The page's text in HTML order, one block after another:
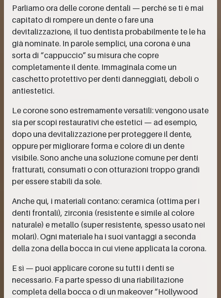
Parliamo ora delle corone dentali — perché se ti è mai
capitato di rompere un dente o fare una
devitalizzazione, il tuo dentista probabilmente te le ha
già nominate. In parole semplici, una corona è una
sorta di “cappuccio” su misura che copre
completamente il dente. Immaginala come un
caschetto protettivo per denti danneggiati, deboli o
antiestetici.
Le corone sono estremamente versatili: vengono usate
sia per scopi restaurativi che estetici — ad esempio,
dopo una devitalizzazione per proteggere il dente,
oppure per migliorare forma e colore di un dente
visibile. Sono anche una soluzione comune per denti
fratturati, consumati o con otturazioni troppo grandi
per essere stabili da sole.
Anche qui, i materiali contano: ceramica (ottima per i
denti frontali), zirconia (resistente e simile al colore
naturale) e metallo (super resistente, spesso usato nei
molari). Ogni materiale ha i suoi vantaggi a seconda
della zona della bocca in cui viene applicata la corona.
E sì — puoi applicare corone su tutti i denti se
necessario. Fa parte spesso di una riabilitazione
completa della bocca o di un makeover “Hollywood